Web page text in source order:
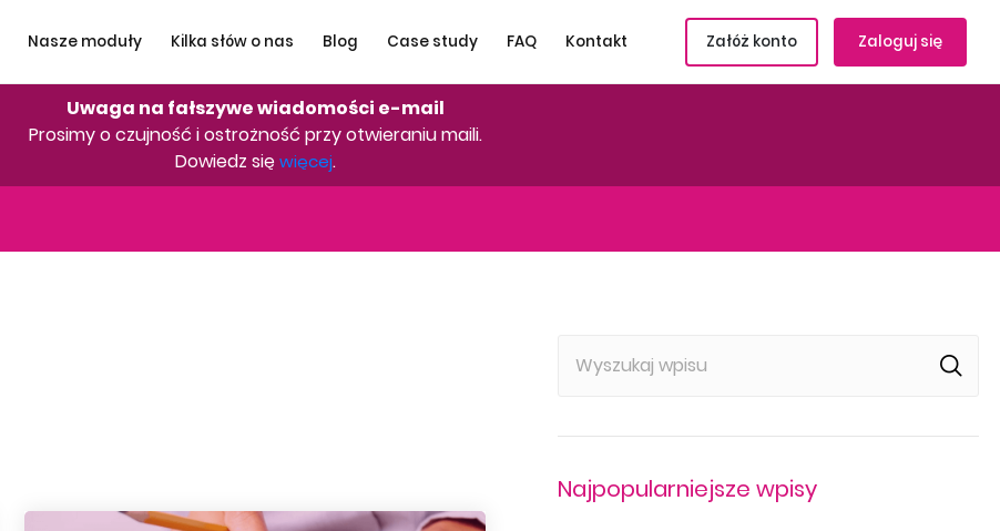
Nasze moduły Kilka słów o nas Blog Case study FAQ Kontakt Załóż konto Zaloguj się
Uwaga na fałszywe wiadomości e-mail
Prosimy o czujność i ostrożność przy otwieraniu maili.
Dowiedz sięwięcej.
Najpopularniejsze wpisy